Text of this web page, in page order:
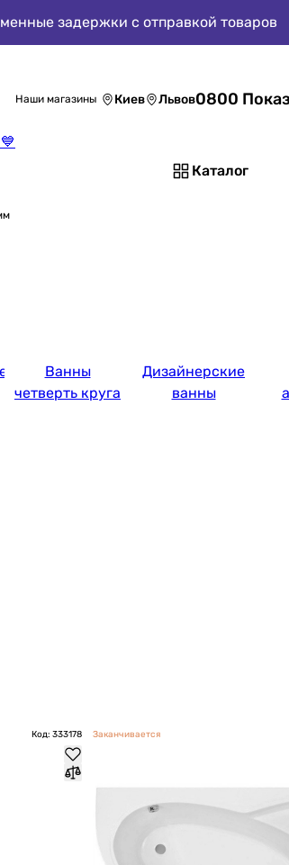
задержки с отправкой товаров
Наши магазины Киев Львов0800
Каталог
Ванны
четверть круга
Дизайнерские
ванны
Код: 333178 Заканчивается